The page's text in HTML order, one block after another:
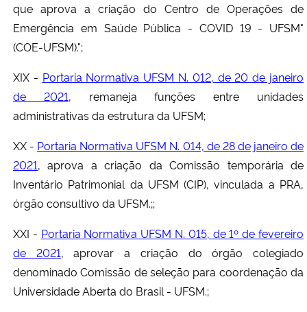
que aprova a criação do Centro de Operações de
Emergência em Saúde Pública - COVID 19 - UFSM"
(COE-UFSM).";
XIX - Portaria Normativa UFSM N. 012, de 20 de janeiro
de 2021, remaneja funções entre unidades
administrativas da estrutura da UFSM;
XX - Portaria Normativa UFSM N. 014, de 28 de janeiro de
2021, aprova a criação da Comissão temporária de
Inventário Patrimonial da UFSM (CIP), vinculada a PRA,
órgão consultivo da UFSM.;;
XXI - Portaria Normativa UFSM N. 015, de 1º de fevereiro
de 2021, aprovar a criação do órgão colegiado
denominado Comissão de seleção para coordenação da
Universidade Aberta do Brasil - UFSM.;